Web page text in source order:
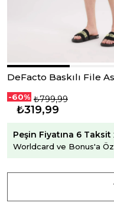
DeFacto Baskılı File
-60% ₺799,99
₺319,99
Peşin Fiyatına 6 Taksit
Worldcard ve Bonus'a